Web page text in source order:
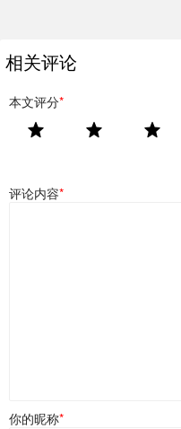
相关评论
本文评分*
评论内容*
你的昵称*